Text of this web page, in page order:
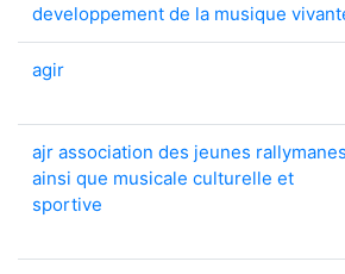
developpement de la musique
agir
ajr association des jeunes rallymanes
ainsi que musicale culturelle et
sportive